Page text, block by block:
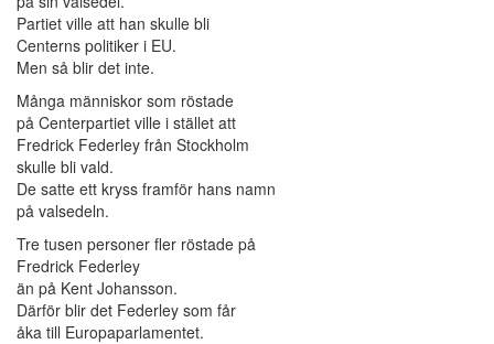
Partiet ville att han skulle bli
Centerns politiker i EU.
Men så blir det inte.
Många människor som röstade
på Centerpartiet ville i stället att
Fredrick Federley från Stockholm
skulle bli vald.
De satte ett kryss framför hans namn
på valsedeln.
Tre tusen personer fler röstade på
Fredrick Federley
än på Kent Johansson.
Därför blir det Federley som får
åka till Europaparlamentet.